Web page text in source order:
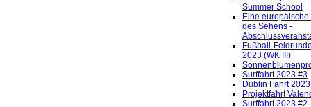
Summer School
Eine europäische
des Sehens -
Fußball-
2023 (WK III)
Surffahrt 2023 #3
Dublin Fahrt 2023
Projektfahrt
Surffahrt 2023 #2